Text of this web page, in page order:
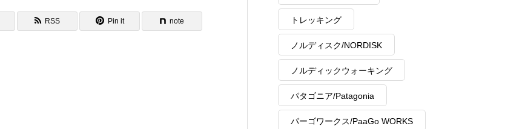
RSS Pin it note トレッキング
ノルディスク/NORDISK
ノルディックウォーキング
パタゴニア/Patagonia
パーゴワークス/PaaGo WORKS